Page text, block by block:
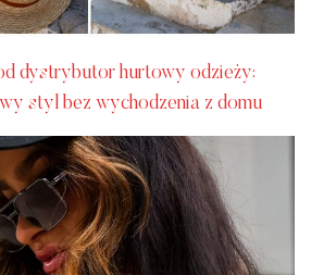
dystrybutor hurtowy odzieży:
styl bez wychodzenia z domu